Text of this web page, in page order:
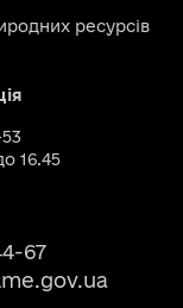
ресурсів
16.45
67